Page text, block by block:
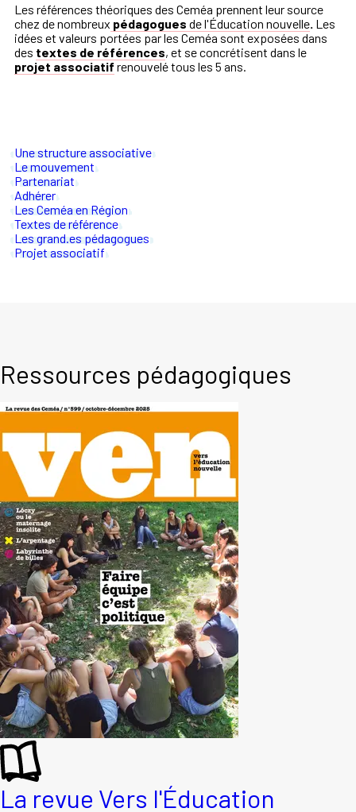
Les références théoriques des Ceméa prennent leur source
chez de nombreux pédagogues de l'Éducation nouvelle Les
idées et valeurs portées par les Ceméa sont exposées dans
des textes de références, et se concrétisent dans le
projet associatif renouvelé tous les 5 ans.
Une structure associative
Le mouvement
Partenariat
Adhérer
Les Ceméa en Région
Textes de référence
Les grand.es pédagogues
Projet associatif
Ressources pédagogiques
La revue Vers l'Éducation